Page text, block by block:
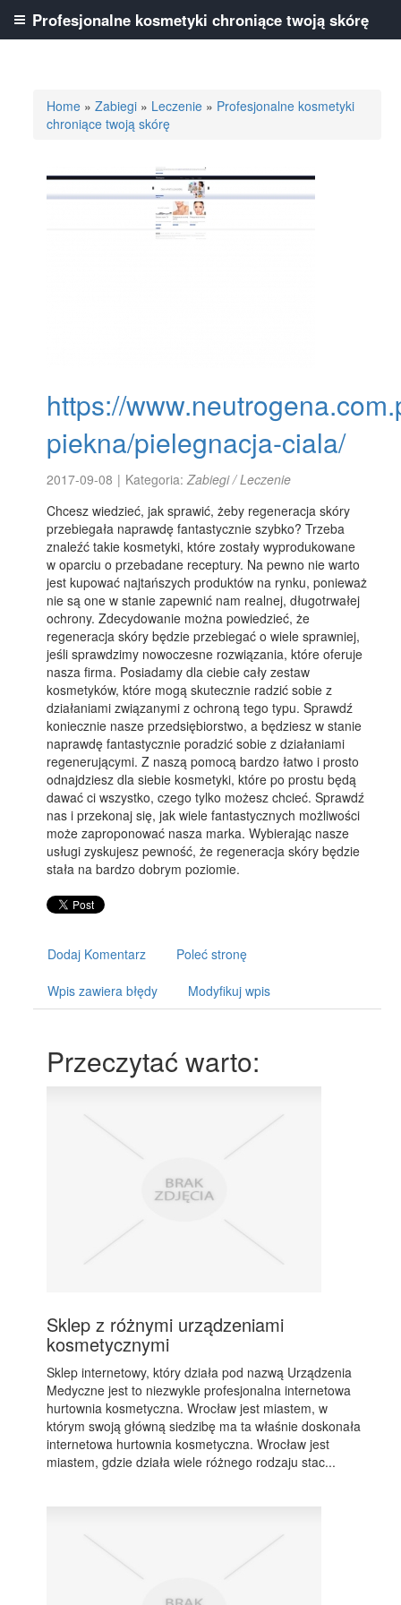
Home »Zabiegi » Leczenie » Profesjonalne kosmetyki
chroniące twoją skórę
https://
piekna/pielegnacja-ciala/
2017-09-08 | Kategoria:Zabiegi / Leczenie
Chcesz wiedzieć, jak sprawić, żeby regeneracja skóry
przebiegała naprawdę fantastycznie szybko? Trzeba
znaleźć takie kosmetyki, które zostały wyprodukowane
w oparciu o przebadane receptury. Na pewno nie warto
jest kupować najtańszych produktów na rynku, ponieważ
nie są one w stanie zapewnić nam realnej, długotrwałej
ochrony. Zdecydowanie można powiedzieć, że
regeneracja skóry będzie przebiegać o wiele sprawniej,
jeśli sprawdzimy nowoczesne rozwiązania, które oferuje
nasza firma. Posiadamy dla ciebie cały zestaw
kosmetyków, które mogą skutecznie radzić sobie z
działaniami związanymi z ochroną tego typu. Sprawdź
koniecznie nasze przedsiębiorstwo, a będziesz w stanie
naprawdę fantastycznie poradzić sobie z działaniami
regenerującymi. Z naszą pomocą bardzo łatwo i prosto
odnajdziesz dla siebie kosmetyki, które po prostu będą
dawać ci wszystko, czego tylko możesz chcieć. Sprawdź
nas i przekonaj się, jak wiele fantastycznych możliwości
może zaproponować nasza marka. Wybierając nasze
usługi zyskujesz pewność, że regeneracja skóry będzie
stała na bardzo dobrym poziomie.
Dodaj Komentarz Poleć stronę
Wpis zawiera błędy Modyfikuj wpis
Przeczytać warto:
Sklep z różnymi urządzeniami
kosmetycznymi
Sklep internetowy, który działa pod nazwą Urządzenia
Medyczne jest to niezwykle profesjonalna internetowa
hurtownia kosmetyczna. Wrocław jest miastem, w
którym swoją główną siedzibę ma ta właśnie doskonała
internetowa hurtownia kosmetyczna. Wrocław jest
miastem, gdzie działa wiele różnego rodzaju stac...
Profesjonalne kosmetyki chroniące twoją skórę